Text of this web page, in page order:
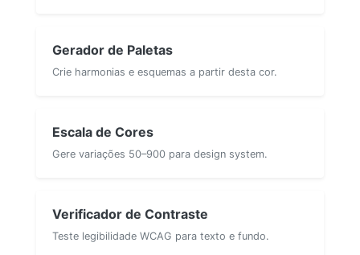
Gerador de Paletas
Crie harmonias e esquemas a partir desta cor.
Escala de Cores
Gere variações 50–900 para design system.
Verificador de Contraste
Teste legibilidade WCAG para texto e fundo.